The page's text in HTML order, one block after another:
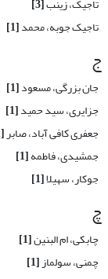
تاجیک، زینب[3]
تاجیک جوبه، محمد[1]
ج
جان بزرگی، مسعود[1]
جزایری، سید حمید[1]
جعفری کافی آباد، صابر[1]
جمشیدی، فاطمه[1]
جوکار، سهیلا[1]
چ
چابکی، ام البنین[1]
چمنی، سولماز[1]